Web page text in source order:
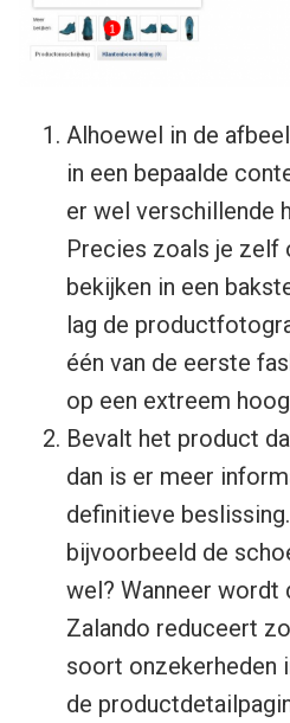
Alhoewel in de
in een bepaalde
er wel verschillende
Precies zoals je zelf
bekijken in een
lag de
één van de eerste
op een extreem
Bevalt het product
dan is er meer
definitieve
bijvoorbeeld de
wel? Wanneer wordt
Zalando reduceert
soort onzekerheden
de